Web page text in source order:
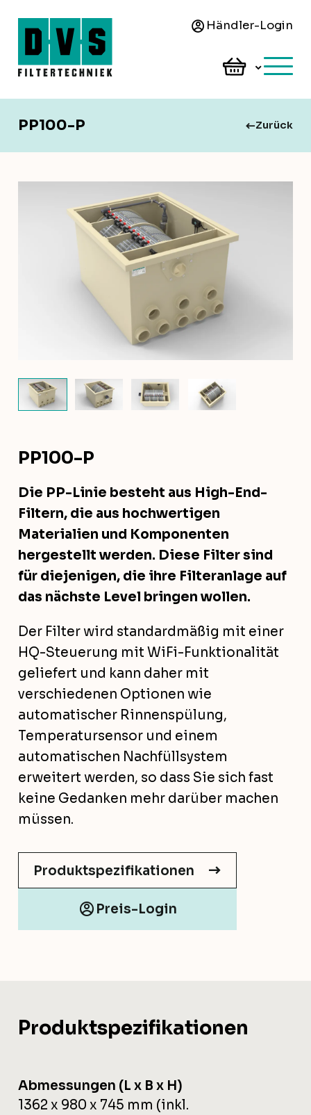
Händler-Login
PP100-P Zurück
PP100-P
Die PP-Linie besteht aus High-End-
Filtern, die aus hochwertigen
Materialien und Komponenten
hergestellt werden. Diese Filter sind
für diejenigen, die ihre Filteranlage auf
das nächste Level bringen wollen.
Der Filter wird standardmäßig mit einer
HQ-Steuerung mit WiFi-Funktionalität
geliefert und kann daher mit
verschiedenen Optionen wie
automatischer Rinnenspülung,
Temperatursensor und einem
automatischen Nachfüllsystem
erweitert werden, so dass Sie sich fast
keine Gedanken mehr darüber machen
müssen.
Produktspezifikationen
Preis-Login
Produktspezifikationen
Abmessungen (L x B x H)
1362 x 980 x 745 mm (inkl.